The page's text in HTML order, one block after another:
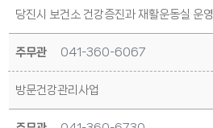
당진시 보건소 건강증진과 재활운동실 운영
주무관 041-360-6067
방문건강관리사업